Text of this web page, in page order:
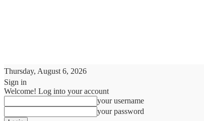
Thursday, August 6, 2026
Sign in
Welcome! Log into your account
your username
your password